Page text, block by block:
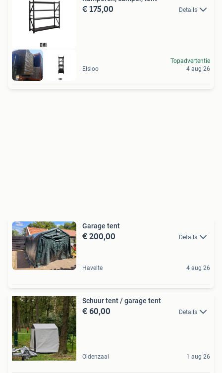
€ 175,00 Details
Elsloo
Topadvertentie
4 aug 26
Garage tent
€ 200,00 Details
Havelte 4 aug 26
Schuur tent / garage tent
€ 60,00 Details
Oldenzaal 1 aug 26